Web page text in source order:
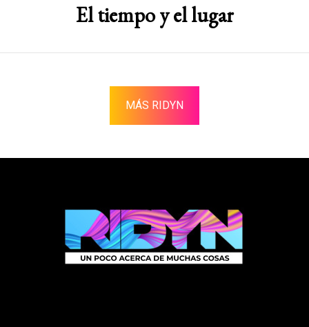
El tiempo y el lugar
MÁS RIDYN